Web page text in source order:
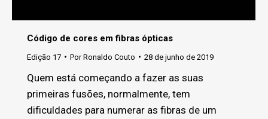
Código de cores em fibras ópticas
Edição 17 PorRonaldo Couto 28 de junho de 2019
Quem está começando a fazer as suas
primeiras fusões, normalmente, tem
dificuldades para numerar as fibras de um